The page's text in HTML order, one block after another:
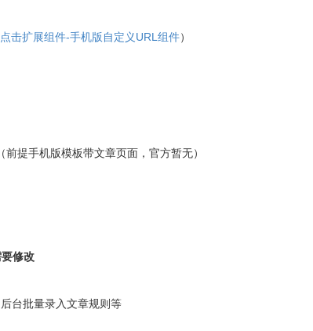
点击扩展组件-手机版自定义URL组件）
提手机版模板带文章页面，官方暂无）
修改
台批量录入文章规则等